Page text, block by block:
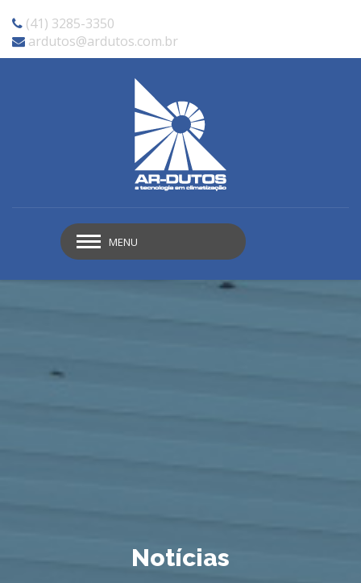
(41) 3285-3350
ardutos@ardutos.com.br
MENU
Notícias